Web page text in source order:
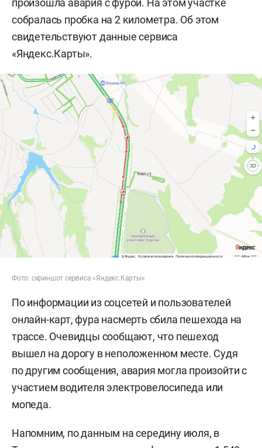
произошла авария с фурой. На этом участке
собралась пробка на 2 километра. Об этом
свидетельствуют данные сервиса
«Яндекс.Карты».
Фото: скриншот сервиса «Яндекс.Карты»
По информации из соцсетей и пользователей
онлайн-карт, фура насмерть сбила пешехода на
трассе. Очевидцы сообщают, что пешеход
вышел на дорогу в неположенном месте. Судя
по другим сообщения, авария могла произойти с
участием водителя электровелосипеда или
мопеда.
Напомним, по данным на середину июля, в